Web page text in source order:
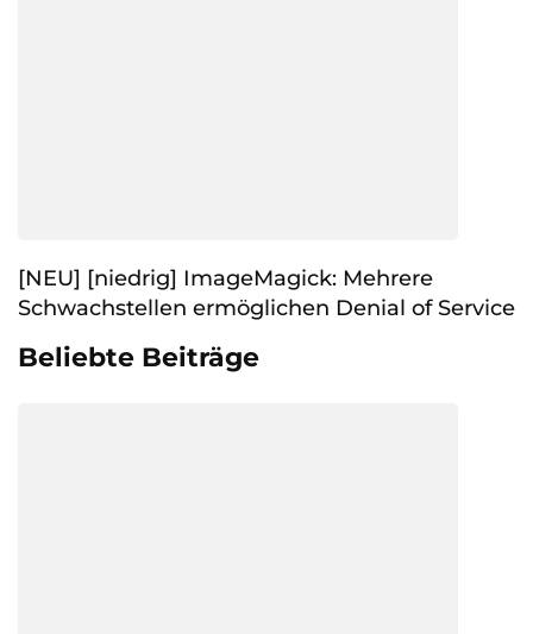
[NEU] [niedrig] ImageMagick: Mehrere
Schwachstellen ermöglichen Denial of Service
Beliebte Beiträge